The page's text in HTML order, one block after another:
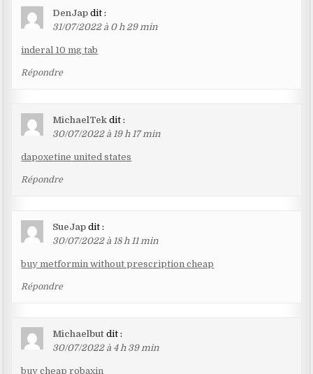
DenJap dit :
31/07/2022 à 0 h 29 min
inderal 10 mg tab
Répondre
MichaelTek dit :
30/07/2022 à 19 h 17 min
dapoxetine united states
Répondre
SueJap dit :
30/07/2022 à 18 h 11 min
buy metformin without prescription cheap
Répondre
Michaelbut dit :
30/07/2022 à 4 h 39 min
buy cheap robaxin